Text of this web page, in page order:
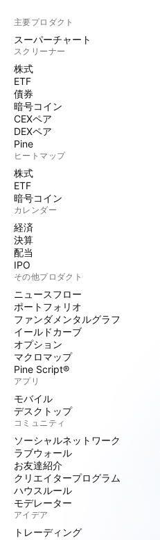
主要プロダクト
スーパーチャート
スクリーナー
株式
ETF
債券
暗号コイン
CEXペア
DEXペア
Pine
ヒートマップ
株式
ETF
暗号コイン
カレンダー
経済
決算
配当
IPO
その他プロダクト
ニュースフロー
ポートフォリオ
ファンダメンタルグラフ
イールドカーブ
オプション
マクロマップ
Pine Script®
アプリ
モバイル
デスクトップ
コミュニティ
ソーシャルネットワーク
ラブウォール
お友達紹介
クリエイタープログラム
ハウスルール
モデレーター
アイデア
トレーディング